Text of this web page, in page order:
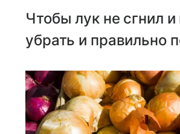
Чтобы лук не сгнил
убрать и правильно